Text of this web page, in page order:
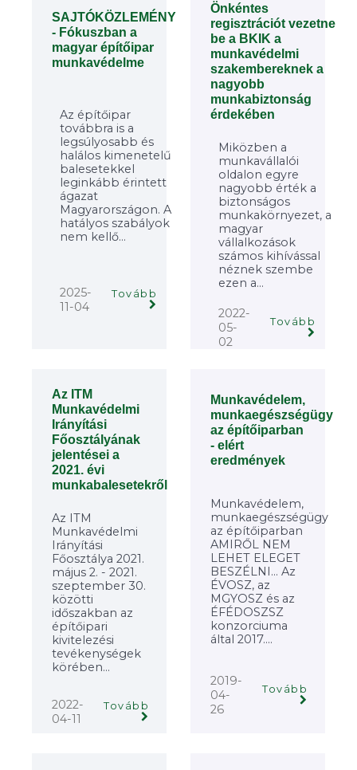
SAJTÓKÖZLEMÉNY
- Fókuszban a
magyar építőipar
munkavédelme
Az építőipar
továbbra is a
legsúlyosabb és
halálos kimenetelű
balesetekkel
leginkább érintett
ágazat
Magyarországon. A
hatályos szabályok
nem kellő...
2025-
11-04
Tovább
Önkéntes
regisztrációt vezetne
be a BKIK a
munkavédelmi
szakembereknek a
nagyobb
munkabiztonság
érdekében
Miközben a
munkavállalói
oldalon egyre
nagyobb érték a
biztonságos
munkakörnyezet, a
magyar
vállalkozások
számos kihívással
néznek szembe
ezen a...
2022-
05-
02
Tovább
Az ITM
Munkavédelmi
Irányítási
Főosztályának
jelentései a
2021. évi
munkabalesetekről
Az ITM
Munkavédelmi
Irányítási
Főosztálya 2021.
május 2. - 2021.
szeptember 30.
közötti
időszakban az
építőipari
kivitelezési
tevékenységek
körében...
2022-
04-11
Tovább
Munkavédelem,
munkaegészségügy
az építőiparban
- elért
eredmények
Munkavédelem,
munkaegészségügy
az építőiparban
AMIRŐL NEM
LEHET ELEGET
BESZÉLNI... Az
ÉVOSZ, az
MGYOSZ és az
ÉFÉDOSZSZ
konzorciuma
által 2017....
2019-
04-
26
Tovább